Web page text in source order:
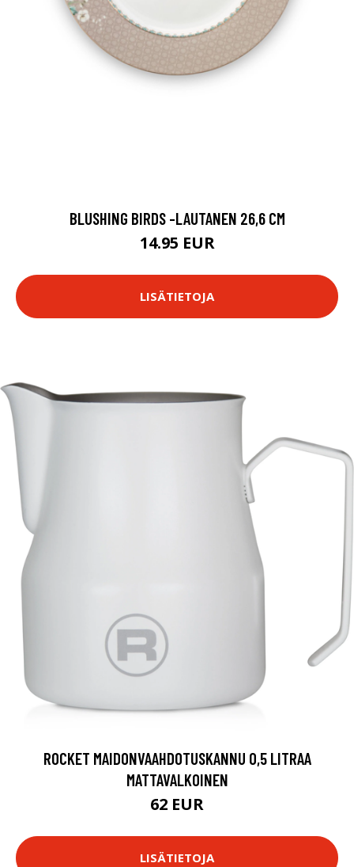
BLUSHING BIRDS -LAUTANEN 26,6 CM
14.95 EUR
LISÄTIETOJA
ROCKET MAIDONVAAHDOTUSKANNU 0,5 LITRAA
MATTAVALKOINEN
62 EUR
LISÄTIETOJA